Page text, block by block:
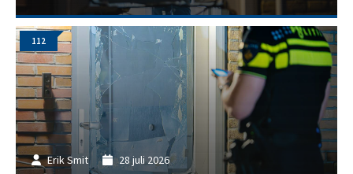
Erik Smit 28 juli 2026
112